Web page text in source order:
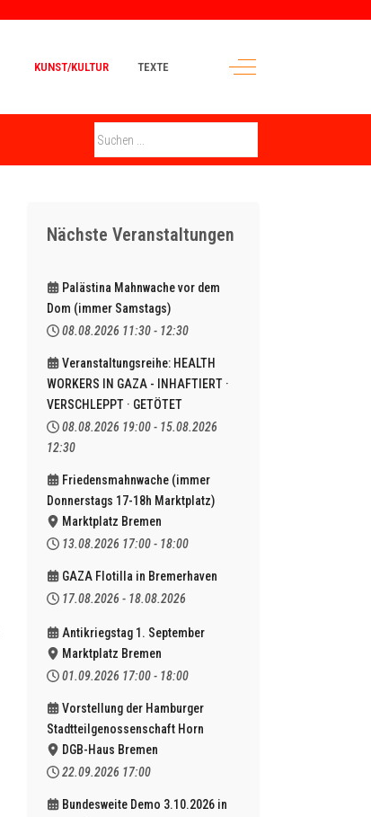
KUNST/KULTUR TEXTE Off-Canvas Toggle
Nächste Veranstaltungen
Palästina Mahnwache vor dem
Dom (immer Samstags)
08.08.2026 11:30- 12:30
Veranstaltungsreihe: HEALTH
WORKERS IN GAZA - INHAFTIERT ·
VERSCHLEPPT · GETÖTET
08.08.2026 19:00- 15.08.2026
12:30
Friedensmahnwache (immer
Donnerstags 17-18h Marktplatz)
Marktplatz Bremen
13.08.2026 17:00- 18:00
GAZA Flotilla in Bremerhaven
17.08.2026 - 18.08.2026
Antikriegstag 1. September
Marktplatz Bremen
01.09.2026 17:00- 18:00
Vorstellung der Hamburger
Stadtteilgenossenschaft Horn
DGB-Haus Bremen
22.09.2026 17:00
Bundesweite Demo 3.10.2026 in